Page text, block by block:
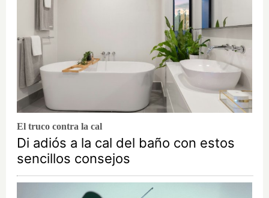
El truco contra la cal
Di adiós a la cal del baño con estos
sencillos consejos